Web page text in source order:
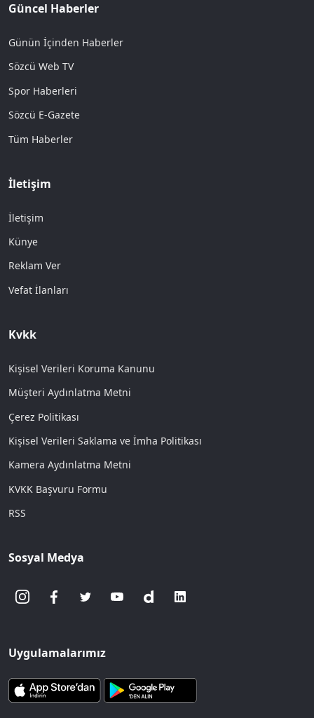
Güncel Haberler
Günün İçinden Haberler
Sözcü Web TV
Spor Haberleri
Sözcü E-Gazete
Tüm Haberler
İletişim
İletişim
Künye
Reklam Ver
Vefat İlanları
Kvkk
Kişisel Verileri Koruma Kanunu
Müşteri Aydınlatma Metni
Çerez Politikası
Kişisel Verileri Saklama ve İmha Politikası
Kamera Aydınlatma Metni
KVKK Başvuru Formu
RSS
Sosyal Medya
Uygulamalarımız